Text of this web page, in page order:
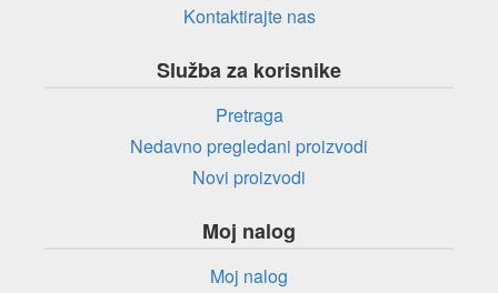
Kontaktirajte nas
Služba za korisnike
Pretraga
Nedavno pregledani proizvodi
Novi proizvodi
Moj nalog
Moj nalog